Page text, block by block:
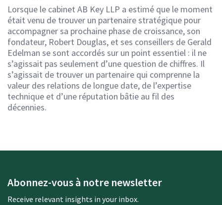
Lorsque le cabinet AB Key LLP a estimé que le moment
était venu de trouver un partenaire stratégique pour
accompagner sa prochaine phase de croissance, son
fondateur, Robert Douglas, et ses conseillers de Gerald
Edelman se sont accordés sur un point essentiel : il ne
s’agissait pas seulement d’une question de chiffres. Il
s’agissait de trouver un partenaire qui comprenne la
valeur des relations de longue date, de l’expertise
technique et d’une réputation bâtie au fil des
décennies.
Abonnez-vous à notre newsletter
Receive relevant insights in your inbox.